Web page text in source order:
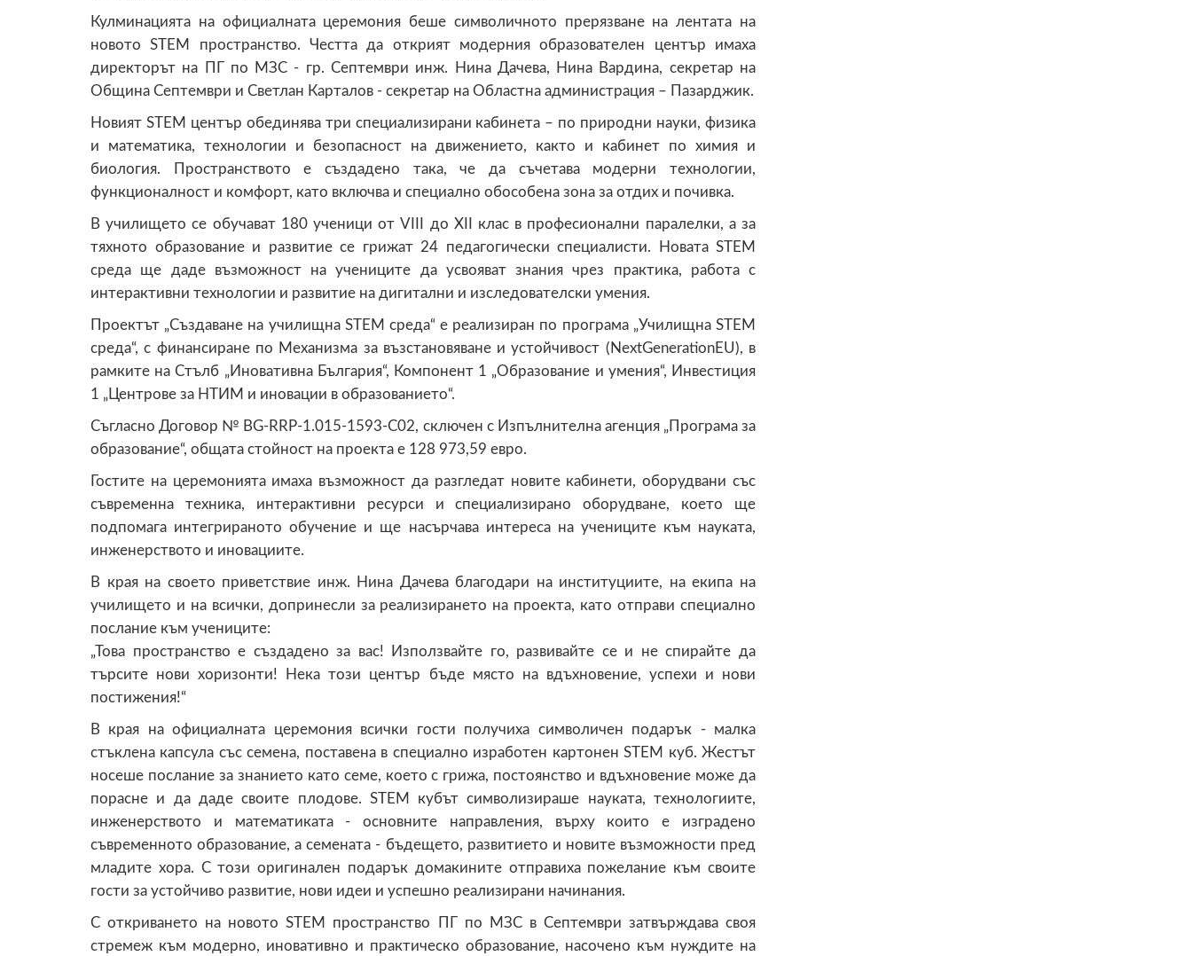
Кулминацията на официалната церемония беше символичното прерязване на лентата на
новото STEM пространство. Честта да открият модерния образователен център имаха
директорът на ПГ по МЗС - гр. Септември инж. Нина Дачева, Нина Вардинa, секретар на
Община Септември и Светлан Карталов - секретар на Областна администрация – Пазарджик.
Новият STEM център обединява три специализирани кабинета – по природни науки, физика
и математика, технологии и безопасност на движението, както и кабинет по химия и
биология. Пространството е създадено така, че да съчетава модерни технологии,
функционалност и комфорт, като включва и специално обособена зона за отдих и почивка.
В училището се обучават 180 ученици от VIII до XII клас в професионални паралелки, а за
тяхното образование и развитие се грижат 24 педагогически специалисти. Новата STEM
среда ще даде възможност на учениците да усвояват знания чрез практика, работа с
интерактивни технологии и развитие на дигитални и изследователски умения.
Проектът „Създаване на училищна STEM среда“ е реализиран по програма „Училищна STEM
среда“, с финансиране по Механизма за възстановяване и устойчивост (NextGenerationEU), в
рамките на Стълб „Иновативна България“, Компонент 1 „Образование и умения“, Инвестиция
1 „Центрове за НТИМ и иновации в образованието“.
Съгласно Договор № BG-RRP-1.015-1593-C02, сключен с Изпълнителна агенция „Програма за
образование“, общата стойност на проекта е 128 973,59 евро.
Гостите на церемонията имаха възможност да разгледат новите кабинети, оборудвани със
съвременна техника, интерактивни ресурси и специализирано оборудване, което ще
подпомага интегрираното обучение и ще насърчава интереса на учениците към науката,
инженерството и иновациите.
В края на своето приветствие инж. Нина Дачева благодари на институциите, на екипа на
училището и на всички, допринесли за реализирането на проекта, като отправи специално
послание към учениците:
„Това пространство е създадено за вас! Използвайте го, развивайте се и не спирайте да
търсите нови хоризонти! Нека този център бъде място на вдъхновение, успехи и нови
постижения!“
В края на официалната церемония всички гости получиха символичен подарък - малка
стъклена капсула със семена, поставена в специално изработен картонен STEM куб. Жестът
носеше послание за знанието като семе, което с грижа, постоянство и вдъхновение може да
порасне и да даде своите плодове. STEM кубът символизираше науката, технологиите,
инженерството и математиката - основните направления, върху които е изградено
съвременното образование, а семената - бъдещето, развитието и новите възможности пред
младите хора. С този оригинален подарък домакините отправиха пожелание към своите
гости за устойчиво развитие, нови идеи и успешно реализирани начинания.
С откриването на новото STEM пространство ПГ по МЗС в Септември затвърждава своя
стремеж към модерно, иновативно и практическо образование, насочено към нуждите на